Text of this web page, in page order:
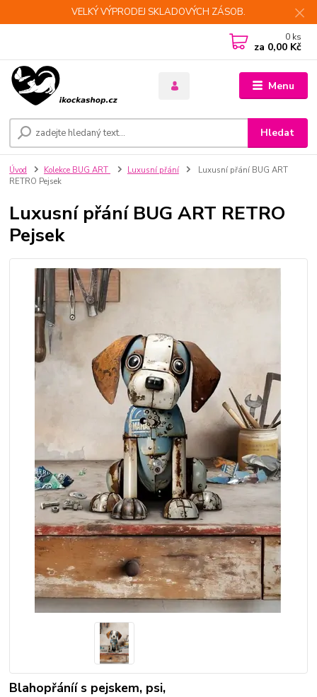
VELKÝ VÝPRODEJ SKLADOVÝCH ZÁSOB.
Menu
Hledat
0 ks
za 0,00 Kč
Úvod Kolekce BUG ART Luxusní přání
Luxusní přání BUG ART
RETRO Pejsek
Luxusní přání BUG ART RETRO
Pejsek
Blahopřáníí s pejskem, psi,